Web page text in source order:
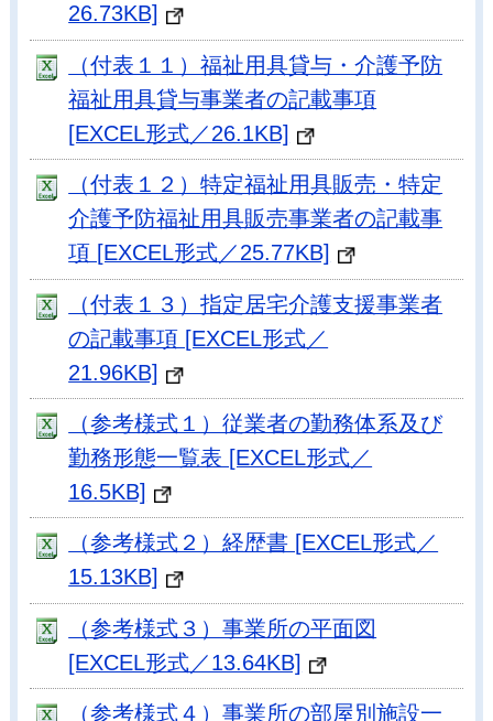
26.73KB]
（付表１１）福祉用具貸与・介護予防
福祉用具貸与事業者の記載事項
[EXCEL形式／26.1KB]
（付表１２）特定福祉用具販売・特定
介護予防福祉用具販売事業者の記載事
項 [EXCEL形式／25.77KB]
（付表１３）指定居宅介護支援事業者
の記載事項 [EXCEL形式／
21.96KB]
（参考様式１）従業者の勤務体系及び
勤務形態一覧表 [EXCEL形式／
16.5KB]
（参考様式２）経歴書 [EXCEL形式／
15.13KB]
（参考様式３）事業所の平面図
[EXCEL形式／13.64KB]
（参考様式４）事業所の部屋別施設一